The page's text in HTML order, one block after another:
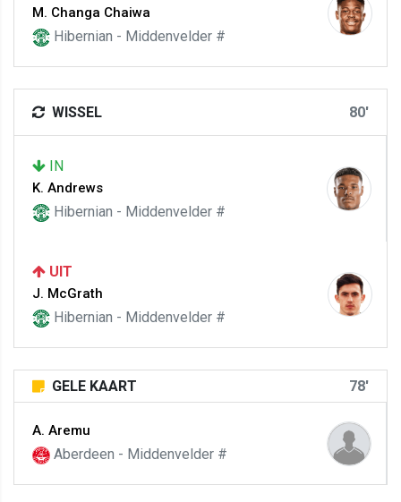
M. Changa Chaiwa
Hibernian - Middenvelder #
WISSEL 80'
IN
K. Andrews
Hibernian - Middenvelder #
UIT
J. McGrath
Hibernian - Middenvelder #
GELE KAART 78'
A. Aremu
Aberdeen - Middenvelder #